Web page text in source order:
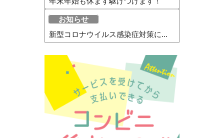
お知らせ
新型コロナウイルス感染症対策に...